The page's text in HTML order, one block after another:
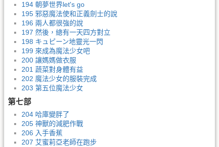
194 朝夢世界let's go
195 邪惡魔法使和正義劍士的說
196 兩人都很強的說
197 然後，總有一天四方對立
198 キュピーン地靈光一閃
199 來成為魔法少女吧
200 讓媽媽做衣服
201 蔬菜對身體有益
202 魔法少女的服裝完成
203 第五位魔法少女
第七部
204 哈庫變胖了
205 神獸的減肥作戰
206 入手香蕉
207 艾蜜莉亞老師在跑步